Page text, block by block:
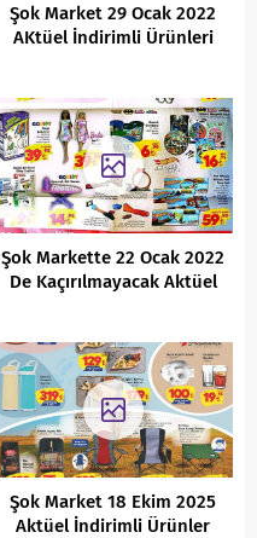
Şok Market 29 Ocak 2022
AKtüel İndirimli Ürünleri
Şok Markette 22 Ocak 2022
De Kaçırılmayacak Aktüel
Şok Market 18 Ekim 2025
Aktüel İndirimli Ürünler